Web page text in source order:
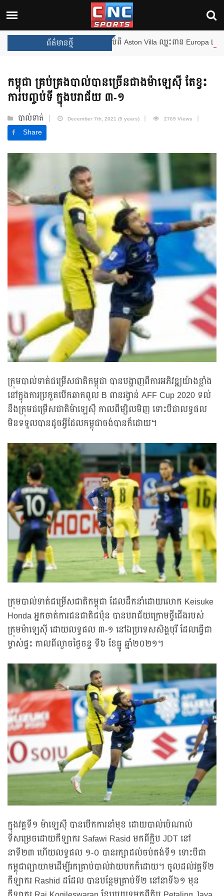
ព័ត៌មានថ្មី
ឈ្នះពានរង្វាន់បន្ថែមទៀត បន្ទាប់ពី Aston Villa ឈ្នះពាន Europa League
កម្ពុជា គ្រប់គ្រង​បាល់​បានច្រើន​ជាង​ម៉ាឡេស៊ី តែខ្វះ​
ការបញ្ចប់ទី ក្នុង​បរាជ័យ ៣-១
បាល់ទាត់ December 7th, 2021 (5 years) 2769 Views
Share
ក្រុមបាល់ទាត់ជម្រើសជាតិកម្ពុជា បានបង្ហាញពីការអភិវឌ្ឍយ៉ាងខ្លាំង
នៅក្នុងការប្រកួតបើកឆាកពូល B ពានរង្វាន់ AFF Cup 2020 ទល់
នឹងក្រុមជម្រើសជាតិម៉ាឡេស៊ី កាលពីម្សិលមិញ ទោះបីជាលទ្ធផល
មិនទទួលបានដូចអ្វីដែលកម្ពុជាចង់បានក៏ដោយ។
ក្រុមបាល់ទាត់ជម្រើសជាតិកម្ពុជា ដែលដឹកនាំដោយលោក Keisuke
Honda អ្នកចាត់ការជនជាតិជប៉ុន បានបរាជ័យក្រោមថ្វីជើងរបស់
ក្រុមម៉ាឡេស៊ី ដោយលទ្ធផល ៣-១ នៅឯប្រទេសសិង្ហបុរី ដែលធ្វើជា
ម្ចាស់ផ្ទះ កាលពីល្ងាចថ្ងៃចន្ទ ទី៦ ខែធ្នូ ឆ្នាំ២០២១។
ក្នុងវគ្គទី១ ម៉ាឡេស៊ី បានបើកការនាំមុខ ដោយបាល់ប៉េណាល់
ទីសម្រេចដោយកីឡាករ Safawi Rasid មកពីក្លិប JDT នៅ
នាទី២៣ ហើយលទ្ធផល ១-០ បានរក្សាដល់ចប់តង់ទី១ ទោះបីជា
កម្ពុជាព្យាយាមដើម្បីរកគ្រាប់បាល់វាយបកក៏ដោយ។ ចូលដល់វគ្គទី២
កីឡាករ Rashid ដដែល បានបន្ថែមគ្រាប់ទី២ នៅនាទី៦១ មុន